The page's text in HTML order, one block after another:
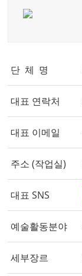
단 체 명
대표 연락처
대표 이메일
주소 (작업실)
대표 SNS
예술활동분야
세부장르